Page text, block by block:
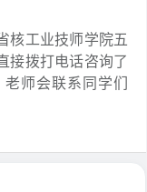
核工业技师学院五
接拨打电话咨询了
师会联系同学们